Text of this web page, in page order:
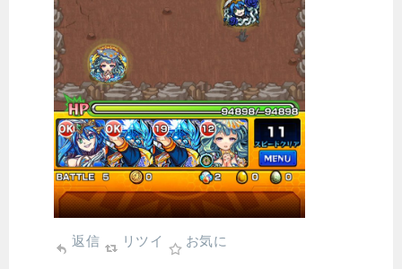
返信 リツイ お気に